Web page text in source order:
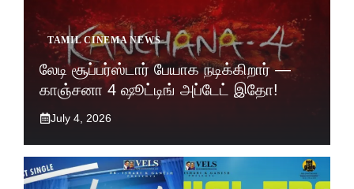
TAMIL CINEMA NEWS
லேடி சூப்பர்ஸ்டார் பேயாக நடிக்கிறார் —
காஞ்சனா 4 ஷூட்டிங் அப்டேட் இதோ!
July 4, 2026